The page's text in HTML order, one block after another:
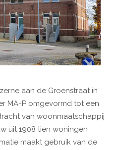
aan de Groenstraat in
MA+P omgevormd tot een
van woonmaatschappij
uit 1908 tien woningen
maakt gebruik van de